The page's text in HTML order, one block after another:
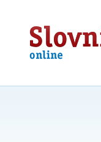
Slovník
online